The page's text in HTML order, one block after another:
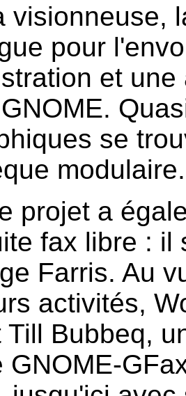
visionneuse,
pour
et
se
modulaire.
projet a
fax libre :
Farris. Au
activités,
Till Bubbeq,
GNOME-